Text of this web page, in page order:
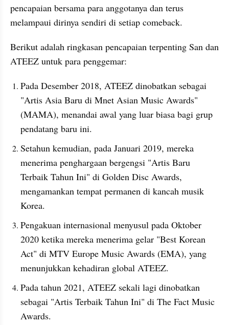
pencapaian bersama para anggotanya dan terus
melampaui dirinya sendiri di setiap comeback.
Berikut adalah ringkasan pencapaian terpenting San dan
ATEEZ untuk para penggemar:
Pada Desember 2018, ATEEZ dinobatkan sebagai
"Artis Asia Baru di Mnet Asian Music Awards"
(MAMA), menandai awal yang luar biasa bagi grup
pendatang baru ini.
Setahun kemudian, pada Januari 2019, mereka
menerima penghargaan bergengsi "Artis Baru
Terbaik Tahun Ini" di Golden Disc Awards,
mengamankan tempat permanen di kancah musik
Korea.
Pengakuan internasional menyusul pada Oktober
2020 ketika mereka menerima gelar "Best Korean
Act" di MTV Europe Music Awards (EMA), yang
menunjukkan kehadiran global ATEEZ.
Pada tahun 2021, ATEEZ sekali lagi dinobatkan
sebagai "Artis Terbaik Tahun Ini" di The Fact Music
Awards.